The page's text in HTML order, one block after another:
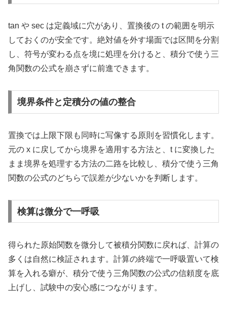
tan や sec は定義域に穴があり、置換後の t の範囲を明示
しておくのが安全です。絶対値を外す場面では区間を分割
し、符号が変わる点を境に処理を分けると、積分で使う三
角関数の公式を崩さずに前進できます。
境界条件と定積分の値の整合
置換では上限下限も同時に写像する原則を習慣化します。
元の x に戻してから境界を適用する方法と、t に変換した
まま境界を処理する方法の二路を比較し、積分で使う三角
関数の公式のどちらで誤差が少ないかを判断します。
検算は微分で一呼吸
得られた原始関数を微分して被積分関数に戻れば、計算の
多くは自然に検証されます。計算の終端で一呼吸置いて検
算を入れる癖が、積分で使う三角関数の公式の信頼度を底
上げし、試験中の安心感につながります。